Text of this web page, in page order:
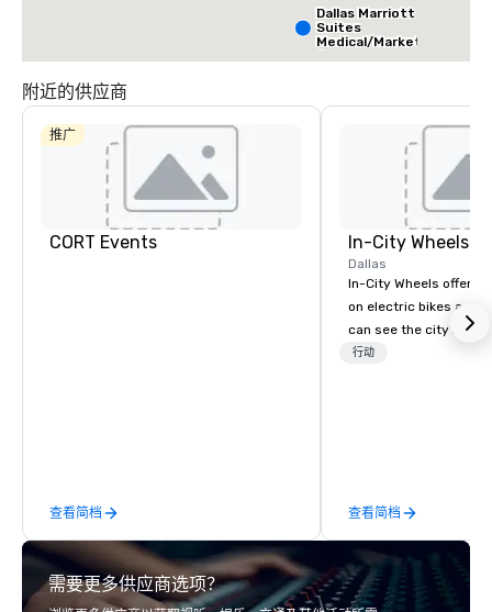
Dallas Marriott
Suites
Medical/Market
附近的供应商
推广
CORT Events
查看简档
In-City Wheels
Dallas
In-City Wheels offers
on electric bikes and
can see the city in
possible. Our tours
行动
查看简档
需要更多供应商选项？